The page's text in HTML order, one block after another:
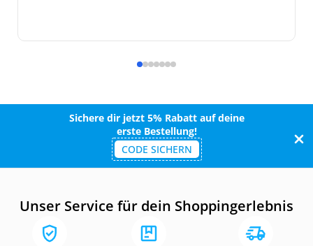
Sichere dir jetzt 5% Rabatt auf deine
erste Bestellung!
CODE SICHERN
Unser Service für dein Shoppingerlebnis